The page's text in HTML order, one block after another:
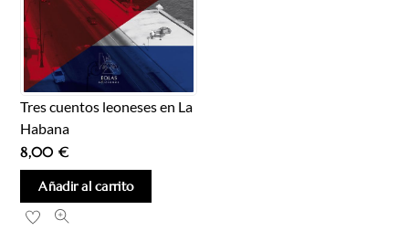
Tres cuentos leoneses en La
Habana
8,00 €
Añadir al carrito